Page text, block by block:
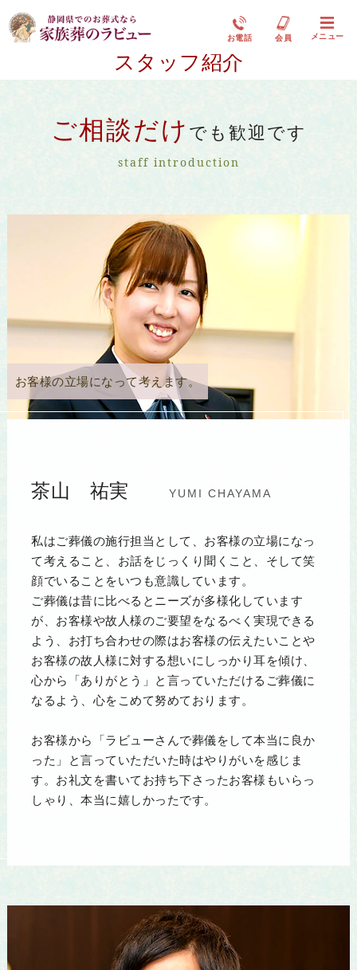
お電話 会員 メニュー
スタッフ紹介
ご相談だけ でも歓迎です
staff introduction
お客様の立場になって考えます。
茶山 祐実 YUMI CHAYAMA
私はご葬儀の施行担当として、お客様の立場になっ
て考えること、お話をじっくり聞くこと、そして笑
顔でいることをいつも意識しています。
ご葬儀は昔に比べるとニーズが多様化しています
が、お客様や故人様のご要望をなるべく実現できる
よう、お打ち合わせの際はお客様の伝えたいことや
お客様の故人様に対する想いにしっかり耳を傾け、
心から「ありがとう」と言っていただけるご葬儀に
なるよう、心をこめて努めております。
お客様から「ラビューさんで葬儀をして本当に良か
った」と言っていただいた時はやりがいを感じま
す。お礼文を書いてお持ち下さったお客様もいらっ
しゃり、本当に嬉しかったです。